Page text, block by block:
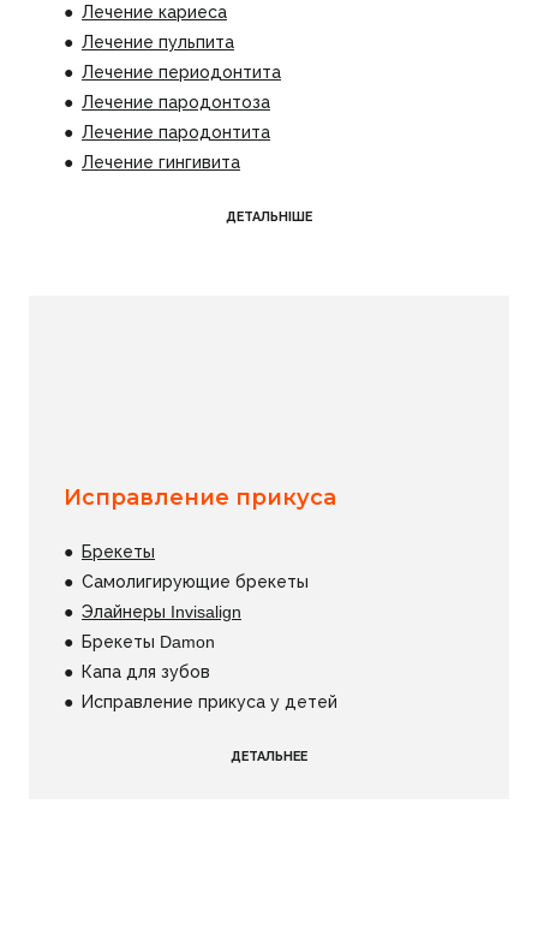
● Лечение кариеса
● Лечение пульпита
● Лечение периодонтита
● Лечение пародонтоза
● Лечение пародонтита
● ​Лечение гингивита
ДЕТАЛЬНІШЕ
Исправление прикуса
● Брекеты
● Самолигирующие брекеты
● Элайнеры Invisalign
● Брекеты Damon
● Капа для зубов
● Исправление прикуса у детей
ДЕТАЛЬНЕЕ